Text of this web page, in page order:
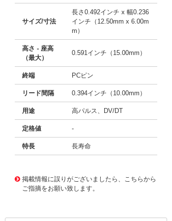
サイズ/寸法
長さ0.492インチ x 幅0.236
インチ（12.50mm x 6.00m
m）
高さ - 座高
（最大）
0.591インチ（15.00mm）
終端 PCピン
リード間隔 0.394インチ（10.00mm）
用途 高パルス、DV/DT
定格値 -
特長 長寿命
掲載情報に誤りがございましたら、こちらから
ご指摘をお願い致します。